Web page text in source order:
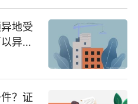
地受
异地
？证